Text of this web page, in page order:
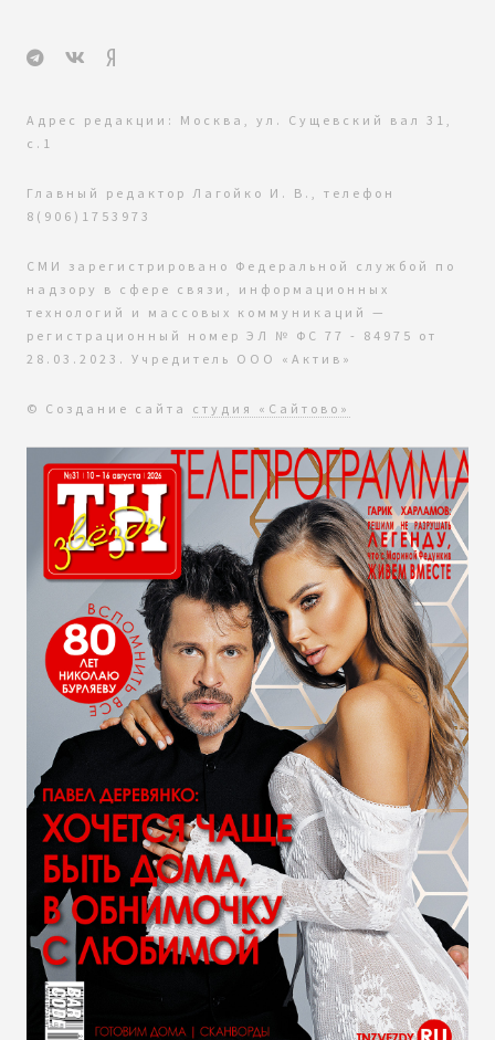
Адрес редакции: Москва, ул. Сущевский вал 31,
с.1
Главный редактор Лагойко И. В., телефон
8(906)1753973
СМИ зарегистрировано Федеральной службой по
надзору в сфере связи, информационных
технологий и массовых коммуникаций —
регистрационный номер ЭЛ № ФС 77 - 84975 от
28.03.2023. Учредитель ООО «Актив»
© Создание сайта студия «Сайтово»